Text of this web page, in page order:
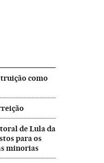
como
de Lula da
para os
minorias